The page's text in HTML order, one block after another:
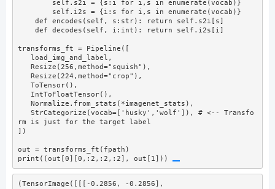
self .s2i = {s:i for i,s in enumerate (vocab)}
self .i2s = {i:s for i,s in enumerate (vocab)}
def encodes( self , s: str): return self .s2i[s]
def decodes( self , i: int ): return self .i2s[i]
transforms_ft = Pipeline([
   load_img_and_label,
   Resize(
256 ,method="squish" ),
   Resize(
224 ,method="crop" ),
   ToTensor(),
   IntToFloatTensor(),
   Normalize.from_stats(
*imagenet_stats),
   StrCategorize(vocab
= [ 'husky' , 'wolf' ]), # <-- Transfo
rm is just for the target label
])
out = transforms_ft(fpath)
print ((out[0][0 ,: 2 ,: 2 ,: 2], out[ 1]))
(TensorImage([[[-0.2856, -0.2856],